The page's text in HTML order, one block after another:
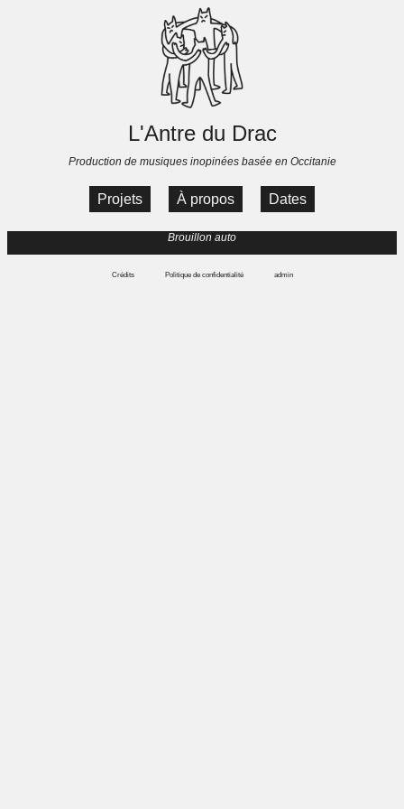
L'Antre du Drac
Production de musiques inopinées basée en Occitanie
Projets À propos Dates
Brouillon auto
Crédits Politique de confidentialité admin